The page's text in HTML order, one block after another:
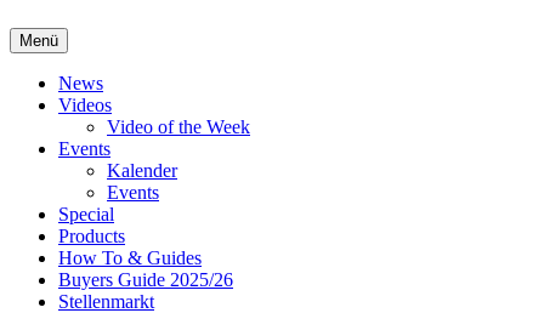
Menü
News
Videos
Video of the Week
Events
Kalender
Events
Special
Products
How To & Guides
Buyers Guide 2025/26
Stellenmarkt